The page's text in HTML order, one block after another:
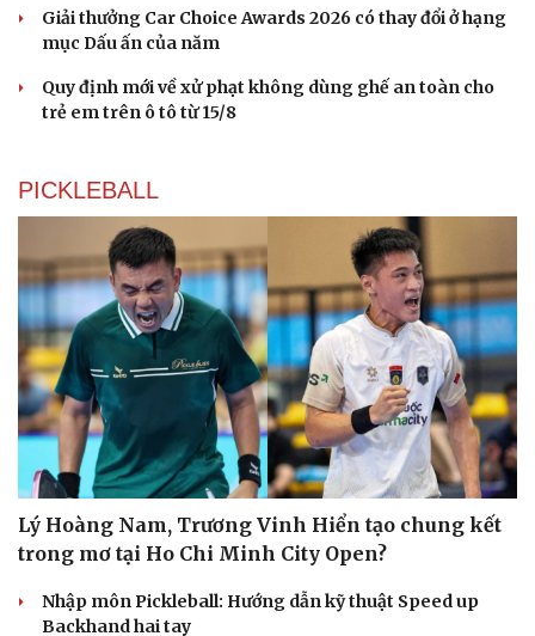
Du lịch
Săn Tour
check-in
Podcast
Câu chuyện thời sự
Đọc truyện đêm khuya
Cửa sổ tình yêu
Kể chuyện cho bé
Hạt giống tâm hồn
Giải thưởng Car Choice Awards 2026 có thay đổi ở hạng
mục Dấu ấn của năm
Quy định mới về xử phạt không dùng ghế an toàn cho
trẻ em trên ô tô từ 15/8
PICKLEBALL
Lý Hoàng Nam, Trương Vinh Hiển tạo chung kết
trong mơ tại Ho Chi Minh City Open?
Nhập môn Pickleball: Hướng dẫn kỹ thuật Speed up
Backhand hai tay